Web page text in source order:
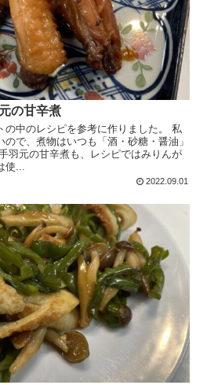
の甘辛煮
の中のレシピを参考に作りました。 私
で、煮物はいつも「酒・砂糖・醤油」
羽元の甘辛煮も、レシピではみりんが
使...
2022.09.01